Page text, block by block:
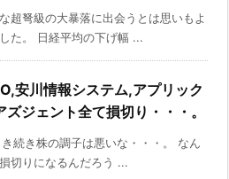
超弩級の大暴落に出会うとは思いもよ
た。 日経平均の下げ幅 ...
安川情報システム,アプリック
ズジェント全て損切り・・・。
続き株の調子は悪いな・・・。 なん
切りになるんだろう ...